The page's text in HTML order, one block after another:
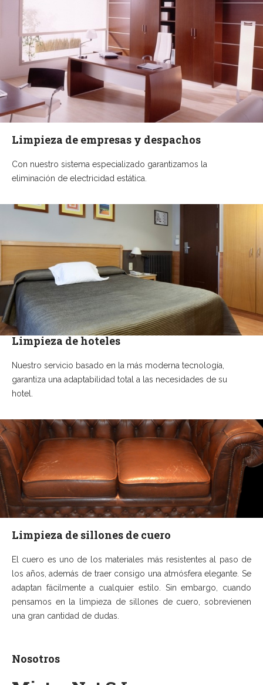
Limpieza de empresas y despachos
Con nuestro sistema especializado garantizamos la
eliminación de electricidad estática.
Limpieza de hoteles
Nuestro servicio basado en la más moderna tecnología,
garantiza una adaptabilidad total a las necesidades de su
hotel.
Limpieza de sillones de cuero
El cuero es uno de los materiales más resistentes al paso de
los años, además de traer consigo una atmósfera elegante. Se
adaptan fácilmente a cualquier estilo. Sin embargo, cuando
pensamos en la limpieza de sillones de cuero, sobrevienen
una gran cantidad de dudas.
Nosotros